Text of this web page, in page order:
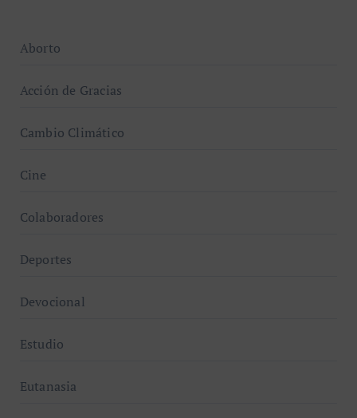
Aborto
Acción de Gracias
Cambio Climático
Cine
Colaboradores
Deportes
Devocional
Estudio
Eutanasia